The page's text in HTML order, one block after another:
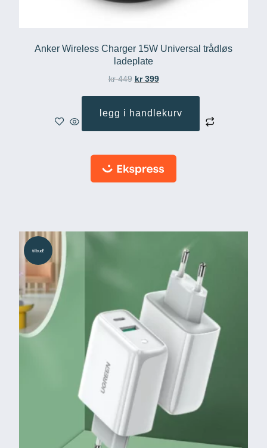
Anker Wireless Charger 15W Universal trådløs
ladeplate
kr449 kr399
legg i handlekurv
tilbud!